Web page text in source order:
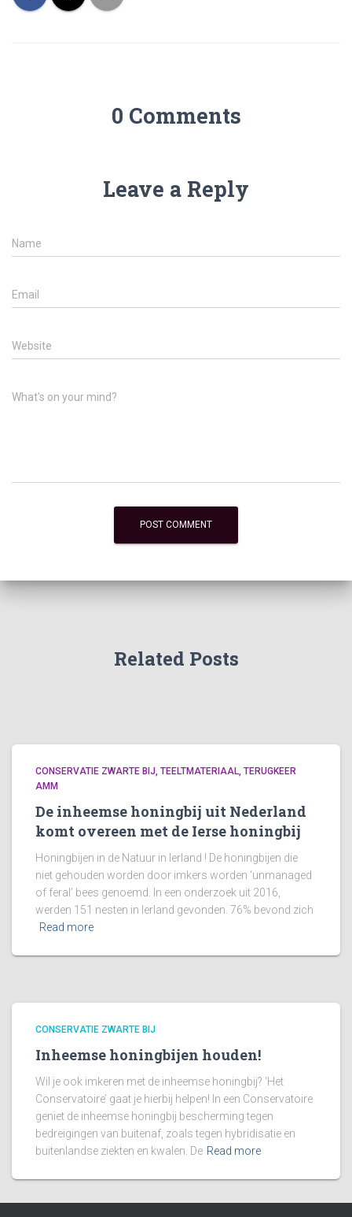
0 Comments
Leave a Reply
Name
Email
Website
What's on your mind?
Related Posts
CONSERVATIE ZWARTE BIJ TEELTMATERIAAL TERUGKEER
AMM
De inheemse honingbij uit Nederland
komt overeen met de Ierse honingbij
Honingbijen in de Natuur in Ierland ! De honingbijen die
niet gehouden worden door imkers worden ‘unmanaged
of feral’ bees genoemd. In een onderzoek uit 2016,
werden 151 nesten in Ierland gevonden. 76% bevond zich
Read more
CONSERVATIE ZWARTE BIJ
Inheemse honingbijen houden!
Wil je ook imkeren met de inheemse honingbij? ‘Het
Conservatoire’ gaat je hierbij helpen! In een Conservatoire
geniet de inheemse honingbij bescherming tegen
bedreigingen van buitenaf, zoals tegen hybridisatie en
buitenlandse ziekten en kwalen. De Read more